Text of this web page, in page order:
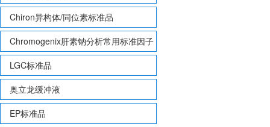
Chiron异构体/同位素标准品
Chromogenix肝素钠分析常用标准因子
LGC标准品
奥立龙缓冲液
EP标准品